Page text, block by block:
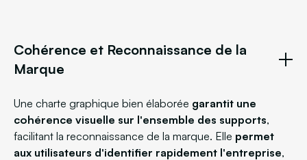
Cohérence et Reconnaissance de la
Marque
Une charte graphique bien élaborée garantit une
cohérence visuelle sur l'ensemble des supports,
facilitant la reconnaissance de la marque. Elle permet
aux utilisateurs d'identifier rapidement l'entreprise,